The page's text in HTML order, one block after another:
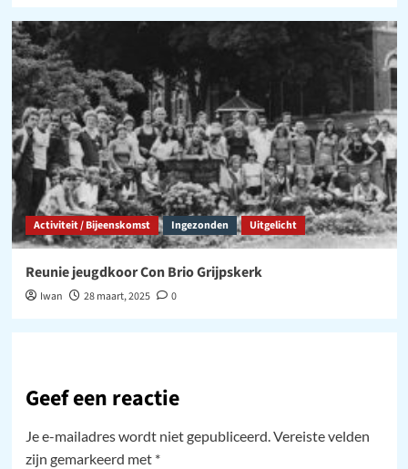
Activiteit / Bijeenskomst Ingezonden Uitgelicht
Reunie jeugdkoor Con Brio Grijpskerk
Iwan 28 maart, 2025 0
Geef een reactie
Je e-mailadres wordt niet gepubliceerd.Vereiste velden
zijn gemarkeerd met *